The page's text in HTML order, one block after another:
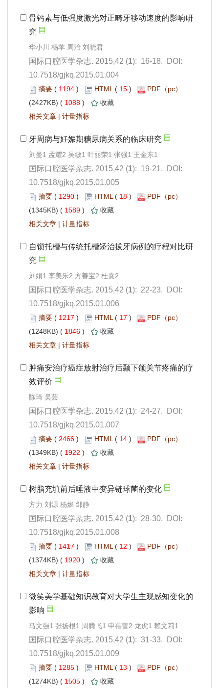
): 16-18. DOI:
10.7518/gjkq.2015.01.004
1194 ) 15 )
1088 )
|
): 19-21. DOI:
10.7518/gjkq.2015.01.005
1290 ) 18 )
1589 )
|
): 22-23. DOI:
10.7518/gjkq.2015.01.006
1217 ) 17 )
1846 )
|
): 24-27. DOI:
10.7518/gjkq.2015.01.007
2466 ) 14 )
1922 )
|
): 28-30. DOI:
10.7518/gjkq.2015.01.008
1417 ) 12 )
1920 )
|
): 31-33. DOI:
10.7518/gjkq.2015.01.009
1285 ) 13 )
1505 )